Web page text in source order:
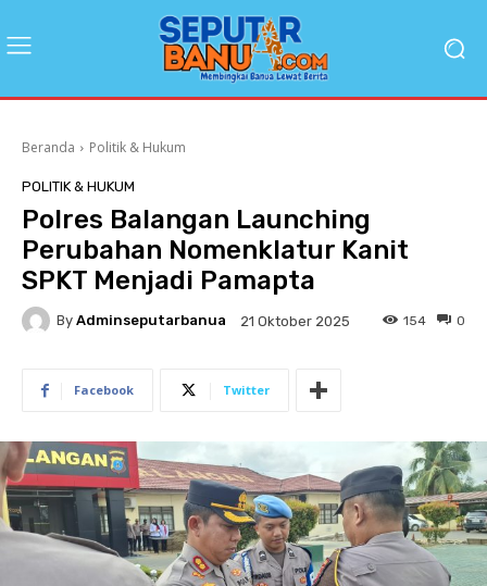
Beranda Politik & Hukum
POLITIK & HUKUM
Polres Balangan Launching
Perubahan Nomenklatur Kanit
SPKT Menjadi Pamapta
By Adminseputarbanua 21 Oktober 2025 0
154
Facebook Twitter